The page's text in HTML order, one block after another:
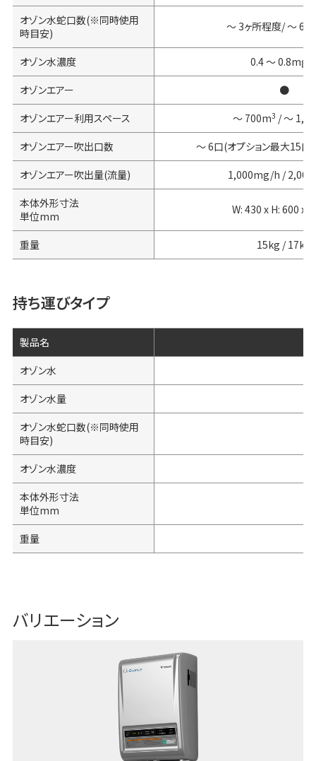
オゾン水蛇口数(※同時使用
時目安)
～ 3ヶ所程度/ ～ 6
オゾン水濃度
0.4 ～ 0.8mg/
オゾンエアー
●
オゾンエアー利用スペース
～ 700m3 / ～
オゾンエアー吹出口数
～ 6口(オプション最大15
オゾンエアー吹出量(流量)
1,000mg/h /
本体外形寸法
単位mm
W: 430 x H: 600 x
重量 15kg / 17kg
持ち運びタイプ
製品名
オゾン水
オゾン水量
オゾン水蛇口数(※同時使用
時目安)
オゾン水濃度
本体外形寸法
単位mm
重量
バリエーション